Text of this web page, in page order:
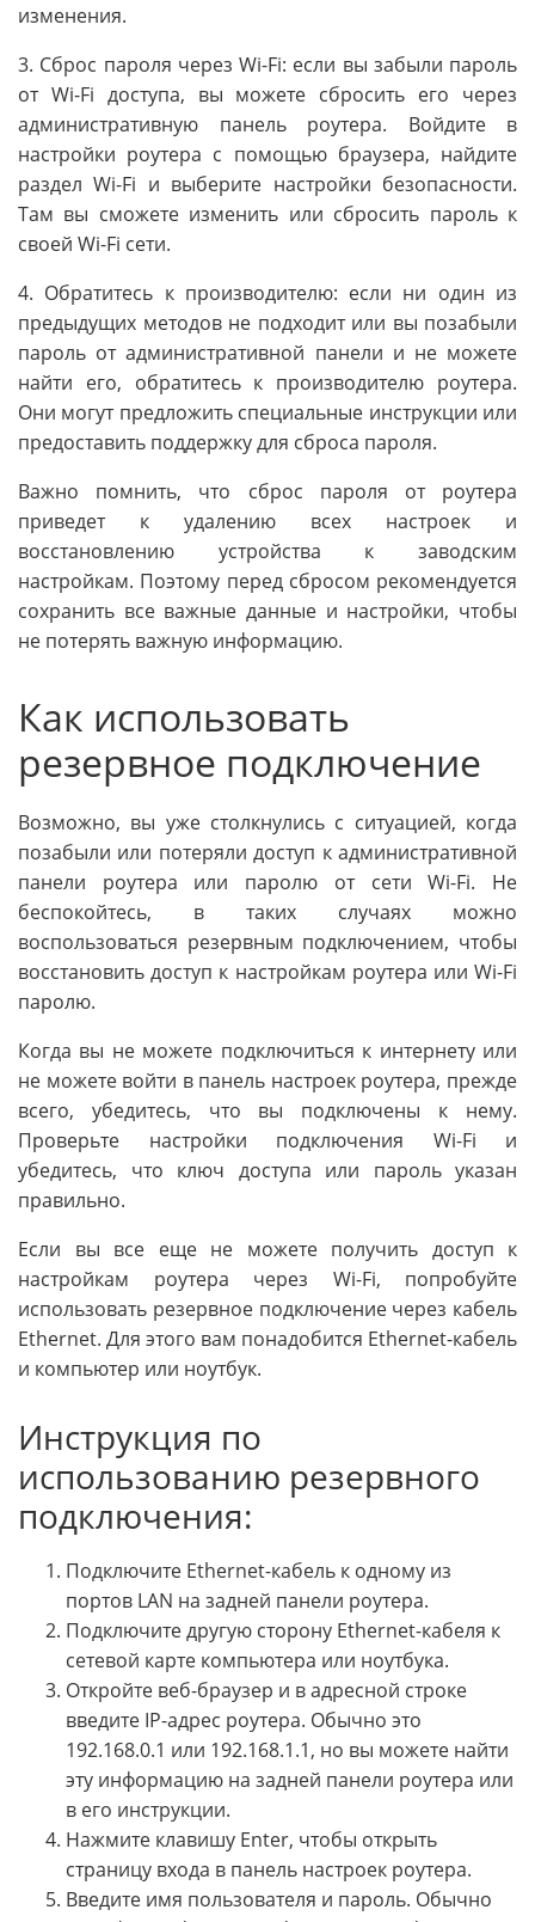
изменения.
3. Сброс пароля через Wi-Fi: если вы забыли пароль
от Wi-Fi доступа, вы можете сбросить его через
административную панель роутера. Войдите в
настройки роутера с помощью браузера, найдите
раздел Wi-Fi и выберите настройки безопасности.
Там вы сможете изменить или сбросить пароль к
своей Wi-Fi сети.
4. Обратитесь к производителю: если ни один из
предыдущих методов не подходит или вы позабыли
пароль от административной панели и не можете
найти его, обратитесь к производителю роутера.
Они могут предложить специальные инструкции или
предоставить поддержку для сброса пароля.
Важно помнить, что сброс пароля от роутера
приведет к удалению всех настроек и
восстановлению устройства к заводским
настройкам. Поэтому перед сбросом рекомендуется
сохранить все важные данные и настройки, чтобы
не потерять важную информацию.
Как использовать
резервное подключение
Возможно, вы уже столкнулись с ситуацией, когда
позабыли или потеряли доступ к административной
панели роутера или паролю от сети Wi-Fi. Не
беспокойтесь, в таких случаях можно
воспользоваться резервным подключением, чтобы
восстановить доступ к настройкам роутера или Wi-Fi
паролю.
Когда вы не можете подключиться к интернету или
не можете войти в панель настроек роутера, прежде
всего, убедитесь, что вы подключены к нему.
Проверьте настройки подключения Wi-Fi и
убедитесь, что ключ доступа или пароль указан
правильно.
Если вы все еще не можете получить доступ к
настройкам роутера через Wi-Fi, попробуйте
использовать резервное подключение через кабель
Ethernet. Для этого вам понадобится Ethernet-кабель
и компьютер или ноутбук.
Инструкция по
использованию резервного
подключения:
Подключите Ethernet-кабель к одному из
портов LAN на задней панели роутера.
Подключите другую сторону Ethernet-кабеля к
сетевой карте компьютера или ноутбука.
Откройте веб-браузер и в адресной строке
введите IP-адрес роутера. Обычно это
192.168.0.1 или 192.168.1.1, но вы можете найти
эту информацию на задней панели роутера или
в его инструкции.
Нажмите клавишу Enter, чтобы открыть
страницу входа в панель настроек роутера.
Введите имя пользователя и пароль. Обычно